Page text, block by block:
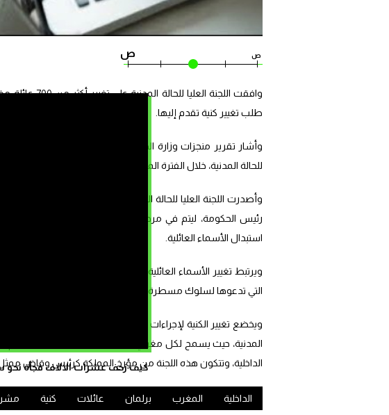
كيف زحف عشرات الالاف فجأة نحو
ص ص
طلب تغيير كنية تقدم إليها.
للحالة المدنية، خلال الفترة الممتدة من فاتح يناير 2023، بلغ 860.
رئيس الحكومة، ليتم في مرحلة لاحقة نشرها بالجريدة الرسمية
استبدال الأسماء العائلية.
ويرتبط تغيير الأسماء العائلية بدوافع عديدة، و يشكل الإحراج
التي تدعوها لسلوك مسطرة تغييره، حيث يتحول هذا الإسم العائلي
المدنية، حيث يسمح لكل مغربي مسجل بالحالة المدنية أن يقدم طلب
الداخلية، وتتكون هذه اللجنة من مؤرخ المملكة كرئيس وقاض
الداخلية المغرب برلمان عائلات كنية